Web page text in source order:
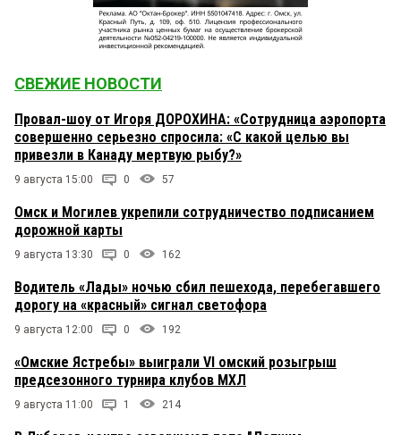
СВЕЖИЕ НОВОСТИ
Провал-шоу от Игоря ДОРОХИНА: «Сотрудница аэропорта
совершенно серьезно спросила: «С какой целью вы
привезли в Канаду мертвую рыбу?»
9 августа 15:00 0 57
Омск и Могилев укрепили сотрудничество подписанием
дорожной карты
9 августа 13:30 0 162
Водитель «Лады» ночью сбил пешехода, перебегавшего
дорогу на «красный» сигнал светофора
9 августа 12:00 0 192
«Омские Ястребы» выиграли VI омский розыгрыш
предсезонного турнира клубов МХЛ
9 августа 11:00 1 214